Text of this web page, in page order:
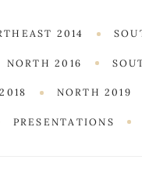
2014
NORTH 2016
NORTH 2019
PRESENTATIONS